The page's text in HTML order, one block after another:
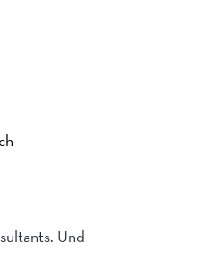
Und